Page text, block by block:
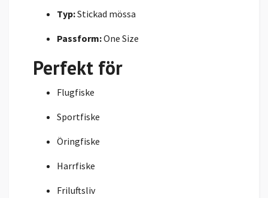
Typ:Stickad mössa
Passform:One Size
Perfekt för
Flugfiske
Sportfiske
Öringfiske
Harrfiske
Friluftsliv